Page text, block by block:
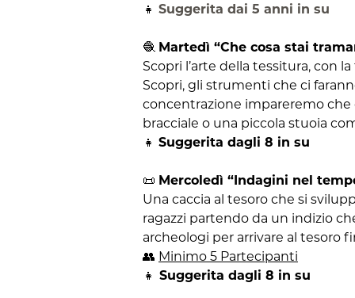
👧 Suggerita dai 5 anni in su
🧶 Martedì “Che cosa stai
Scopri l’arte della tessitura, con
Scopri, gli strumenti che ci
concentrazione impareremo che
bracciale o una piccola stuoia
👧 Suggerita dagli 8 in su
📜 Mercoledì “Indagini nel
Una caccia al tesoro che si
ragazzi partendo da un indizio
archeologi per arrivare al tesoro
👥 Minimo 5 Partecipanti
👧 Suggerita dagli 8 in su